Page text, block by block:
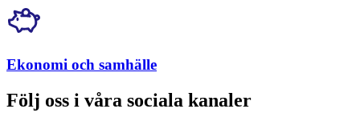
Ekonomi och samhälle
Följ oss i våra sociala kanaler